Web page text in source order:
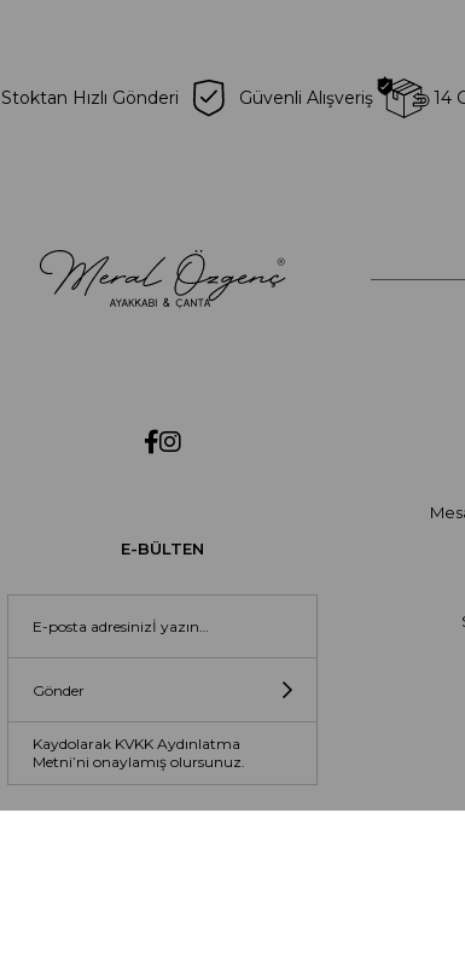
Stoktan Hızlı Gönderi Güvenli Alışveriş 14
E-BÜLTEN
Gönder
Kaydolarak KVKK Aydınlatma
Metni’ni onaylamış olursunuz.